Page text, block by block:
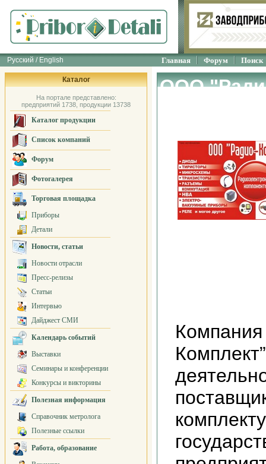
Русский / English Главная Форум Поиск
Каталог
На портале представлено:
предприятий 1738, продукции 13738
Каталог продукции
Список компаний
Форум
Фотогалерея
Торговая площадка
Приборы
Детали
Новости, статьи
Новости отрасли
Пресс-релизы
Статьи
Интервью
Дайджест СМИ
Календарь событий
Выставки
Семинары и конференции
Конкурсы и викторины
Полезная информация
Справочник метролога
Полезные ссылки
Работа, образование
ООО